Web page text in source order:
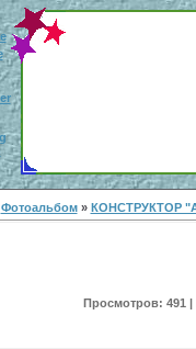
Фотоальбом» КОНСТРУКТОР
Просмотров: 491 |